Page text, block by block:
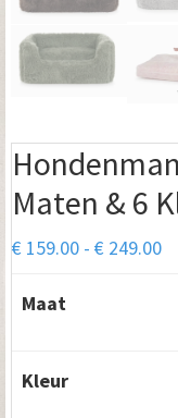
Maten & 6
€ 159.00 - € 249.00
Maat
Kleur